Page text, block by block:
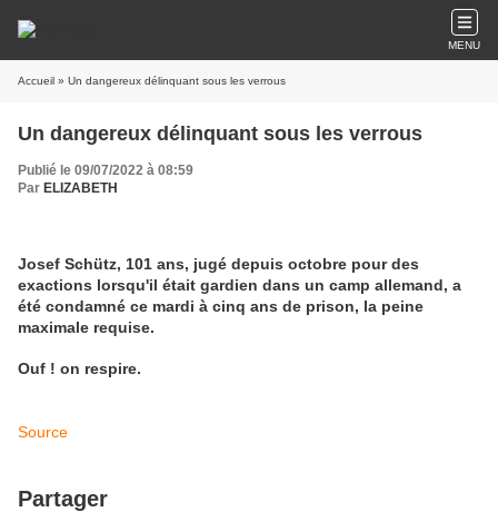
MENU
Accueil » Un dangereux délinquant sous les verrous
Un dangereux délinquant sous les verrous
Publié le 09/07/2022 à 08:59
Par ELIZABETH
Josef Schütz, 101 ans, jugé depuis octobre pour des
exactions lorsqu'il était gardien dans un camp allemand, a
été condamné ce mardi à cinq ans de prison, la peine
maximale requise.
Ouf ! on respire.
Source
Partager